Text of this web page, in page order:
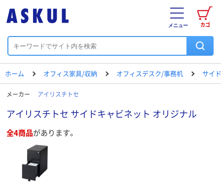
カゴ
メニュー
ホーム オフィス家具/収納 オフィスデスク/事務机 サイ
メーカー アイリスチトセ
アイリスチトセ サイドキャビネット オリジナル
全4商品があります。